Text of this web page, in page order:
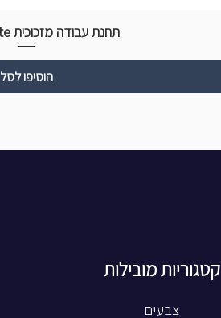
תחנת עבודה מזכוכית Monte Marte
הוסיפו לסל
קטגוריות מובילות
צבעים